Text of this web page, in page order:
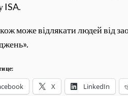
ISA.
може відлякати людей від
це:
X LinkedIn